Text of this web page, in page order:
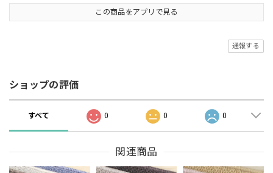
この商品をアプリで見る
通報する
ショップの評価
すべて 0 0 0
関連商品